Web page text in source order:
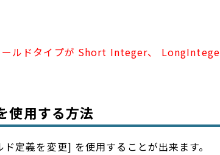
ルドタイプが Short Integer、
使用する方法
定義を変更] を使用することが出来ます。